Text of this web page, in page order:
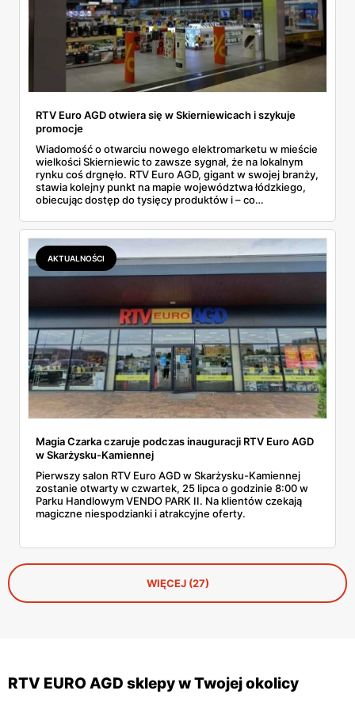
RTV Euro AGD otwiera się w Skierniewicach i szykuje
promocje
Wiadomość o otwarciu nowego elektromarketu w mieście
wielkości Skierniewic to zawsze sygnał, że na lokalnym
rynku coś drgnęło. RTV Euro AGD, gigant w swojej branży,
stawia kolejny punkt na mapie województwa łódzkiego,
obiecując dostęp do tysięcy produktów i – co
Tylko czy za fasadą wielkiego otwarcia, z gościem z
telewizyjnego show i darmową kawą, kryje się coś więcej
niż tylko standardowa marketingowa otoczka, która ma
przyciągnąć tłumy pierwszego dnia? Postanowiliśmy
przyjrzeć się szczegółom i sprawdzić, czy nowy sklep w
AKTUALNOŚCI
Magia Czarka czaruje podczas inauguracji RTV Euro AGD
w Skarżysku-Kamiennej
Pierwszy salon RTV Euro AGD w Skarżysku-Kamiennej
zostanie otwarty w czwartek, 25 lipca o godzinie 8:00 w
Parku Handlowym VENDO PARK II. Na klientów czekają
magiczne niespodzianki i atrakcyjne oferty.
WIĘCEJ (27)
RTV EURO AGD sklepy w Twojej okolicy